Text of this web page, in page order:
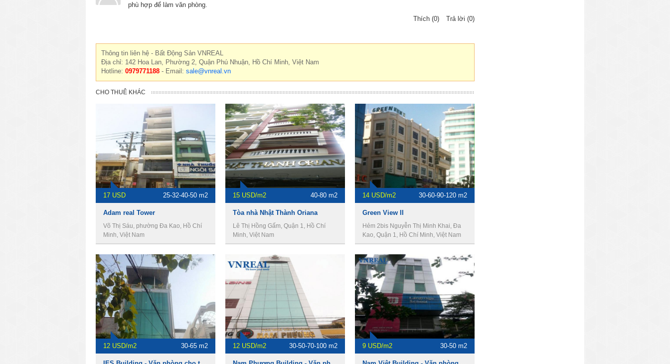
phù hợp để làm văn phòng.
Thích (0)
Trả lời (0)
Thông tin liên hệ - Bất Động Sản VNREAL
Địa chỉ: 142 Hoa Lan, Phường 2, Quận Phú Nhuận, Hồ Chí Minh, Việt Nam
Hotline: 0979771188 - Email: sale@vnreal.vn
CHO THUÊ KHÁC
17 USD 25-32-40-50 m2
Adam real Tower
Võ Thị Sáu, phường Đa Kao, Hồ Chí
Minh, Việt Nam
15 USD/m2 40-80 m2
Tòa nhà Nhật Thành Oriana
Lê Thị Hồng Gấm, Quận 1, Hồ Chí
Minh, Việt Nam
14 USD/m2 30-60-90-120 m2
Green View II
Hẻm 2bis Nguyễn Thị Minh Khai, Đa
Kao, Quận 1, Hồ Chí Minh, Việt Nam
12 USD/m2 30-65 m2 12 USD/m2 30-50-70-100 m2 9 USD/m2 30-50 m2